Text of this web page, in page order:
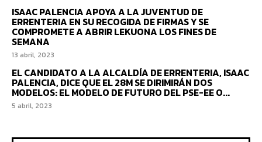
ISAAC PALENCIA APOYA A LA JUVENTUD DE
ERRENTERIA EN SU RECOGIDA DE FIRMAS Y SE
COMPROMETE A ABRIR LEKUONA LOS FINES DE
SEMANA
13 abril, 2023
EL CANDIDATO A LA ALCALDÍA DE ERRENTERIA, ISAAC
PALENCIA, DICE QUE EL 28M SE DIRIMIRÁN DOS
MODELOS: EL MODELO DE FUTURO DEL PSE-EE O...
5 abril, 2023